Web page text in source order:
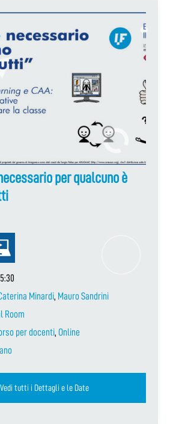
per qualcuno è
Minardi, Mauro Sandrini
Room
per docenti, Online
Vedi tutti i Dettagli e le Date